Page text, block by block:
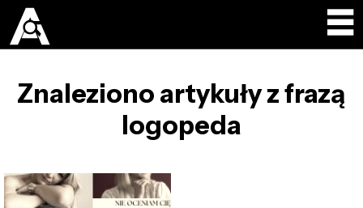
Znaleziono artykuły z frazą
logopeda